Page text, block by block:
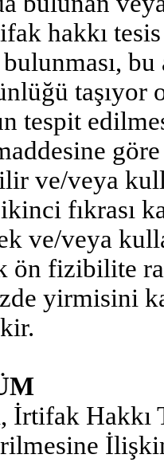
hakkı
taşıyor
tespit
ve/veya
fıkrası
ve/veya
ön fizibilite
yirmisini
İrtifak Hakkı